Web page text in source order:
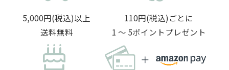
5,000円(税込)以上
送料無料
110円(税込)ごとに
1 〜 5ポイントプレゼント